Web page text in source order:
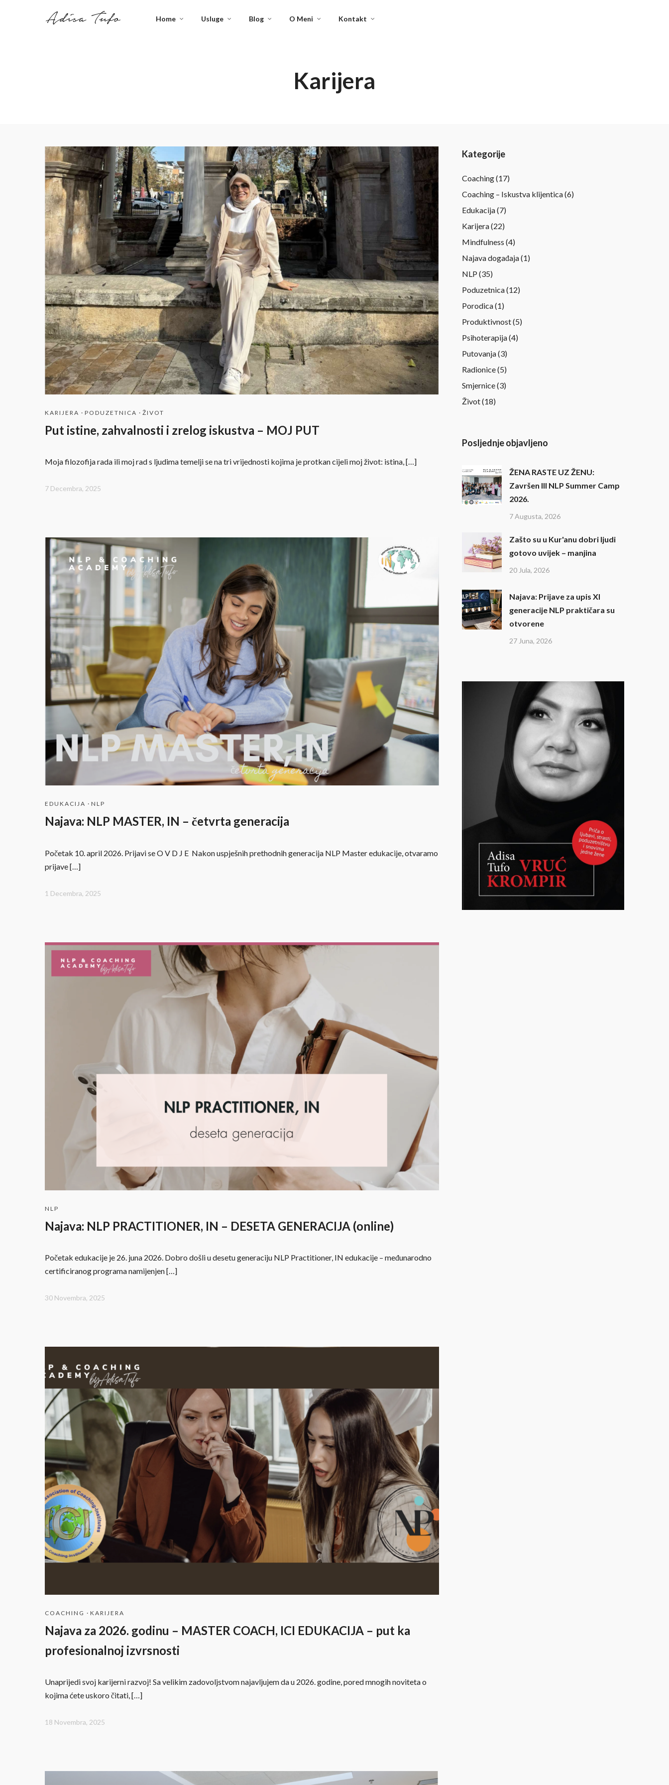
Home Usluge Blog O Meni Kontakt
Karijera
KARIJERA · PODUZETNICA · ŽIVOT
Put istine, zahvalnosti i zrelog iskustva – MOJ PUT
Moja filozofija rada ili moj rad s ljudima temelji se na tri vrijednosti kojima je protkan cijeli moj život: istina, […]
7 Decembra, 2025
EDUKACIJA · NLP
Najava: NLP MASTER, IN – četvrta generacija
Početak 10. april 2026. Prijavi se O V D J E Nakon uspješnih prethodnih generacija NLP Master edukacije, otvaramo
prijave […]
1 Decembra, 2025
NLP
Najava: NLP PRACTITIONER, IN – DESETA GENERACIJA (online)
Početak edukacije je 26. juna 2026. Dobro došli u desetu generaciju NLP Practitioner, IN edukacije – međunarodno
certificiranog programa namijenjen […]
30 Novembra, 2025
COACHING · KARIJERA
Najava za 2026. godinu – MASTER COACH, ICI EDUKACIJA – put ka
profesionalnoj izvrsnosti
Unaprijedi svoj karijerni razvoj! Sa velikim zadovoljstvom najavljujem da u 2026. godine, pored mnogih noviteta o
kojima ćete uskoro čitati, […]
18 Novembra, 2025
Kategorije
Coaching(17)
Coaching – Iskustva klijentica(6)
Edukacija(7)
Karijera(22)
Mindfulness (4)
Najava događaja(1)
NLP (35)
Poduzetnica(12)
Porodica(1)
Produktivnost(5)
Psihoterapija(4)
Putovanja(3)
Radionice(5)
Smjernice(3)
Život(18)
Posljednje objavljeno
ŽENA RASTE UZ ŽENU:
Završen III NLP Summer Camp
2026.
7 Augusta, 2026
Zašto su u Kur'anu dobri ljudi
gotovo uvijek – manjina
20 Jula, 2026
Najava: Prijave za upis XI
generacije NLP praktičara su
otvorene
27 Juna, 2026